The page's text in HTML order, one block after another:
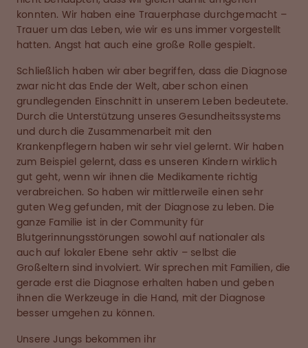
konnten. Wir haben eine Trauerphase durchgemacht –
Trauer um das Leben, wie wir es uns immer vorgestellt
hatten. Angst hat auch eine große Rolle gespielt.
Schließlich haben wir aber begriffen, dass die Diagnose
zwar nicht das Ende der Welt, aber schon einen
grundlegenden Einschnitt in unserem Leben bedeutete.
Durch die Unterstützung unseres Gesundheitssystems
und durch die Zusammenarbeit mit den
Krankenpflegern haben wir sehr viel gelernt. Wir haben
zum Beispiel gelernt, dass es unseren Kindern wirklich
gut geht, wenn wir ihnen die Medikamente richtig
verabreichen. So haben wir mittlerweile einen sehr
guten Weg gefunden, mit der Diagnose zu leben. Die
ganze Familie ist in der Community für
Blutgerinnungsstörungen sowohl auf nationaler als
auch auf lokaler Ebene sehr aktiv – selbst die
Großeltern sind involviert. Wir sprechen mit Familien, die
gerade erst die Diagnose erhalten haben und geben
ihnen die Werkzeuge in die Hand, mit der Diagnose
besser umgehen zu können.
Unsere Jungs bekommen ihr